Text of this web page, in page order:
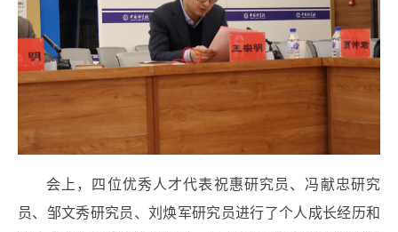
会上，四位优秀人才代表祝惠研究员、冯献忠研究
员、邹文秀研究员、刘焕军研究员进行了个人成长经历和